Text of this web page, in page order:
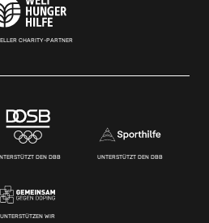
CHARITY-PARTNER
DEN DBB UNTERSTÜTZT DEN DBB
UNTERSTÜTZEN WIR